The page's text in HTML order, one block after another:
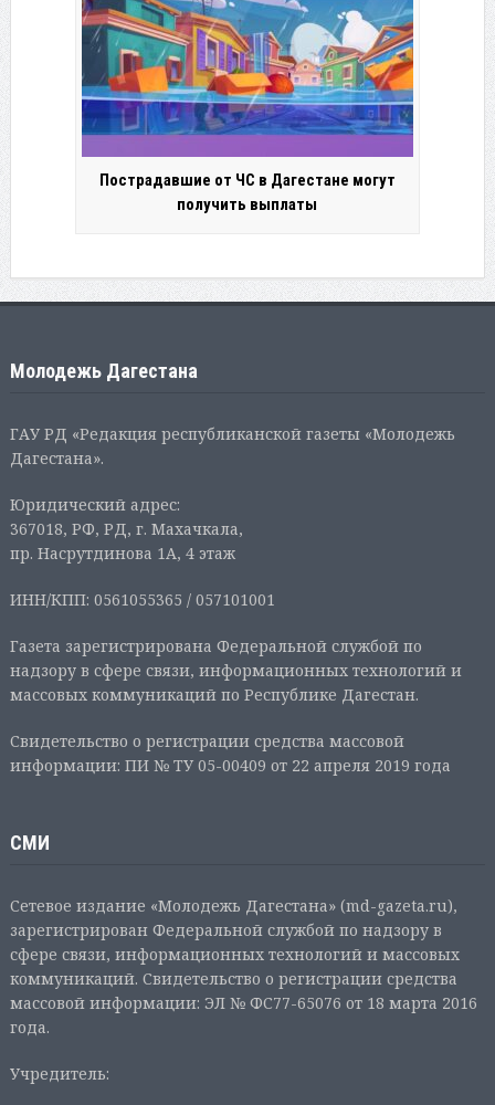
Пострадавшие от ЧС в Дагестане могут
получить выплаты
Молодежь Дагестана
ГАУ РД «Редакция республиканской газеты «Молодежь
Дагестана».
Юридический адрес:
367018, РФ, РД, г. Махачкала,
пр. Насрутдинова 1А, 4 этаж
ИНН/КПП: 0561055365 / 057101001
Газета зарегистрирована Федеральной службой по
надзору в сфере связи, информационных технологий и
массовых коммуникаций по Республике Дагестан.
Свидетельство о регистрации средства массовой
информации: ПИ № ТУ 05-00409 от 22 апреля 2019 года
СМИ
Сетевое издание «Молодежь Дагестана» (md-gazeta.ru),
зарегистрирован Федеральной службой по надзору в
сфере связи, информационных технологий и массовых
коммуникаций. Свидетельство о регистрации средства
массовой информации: ЭЛ № ФС77-65076 от 18 марта 2016
года.
Учредитель: